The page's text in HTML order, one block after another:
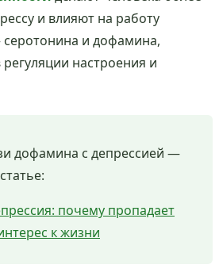
и влияют на работу
и дофамина,
настроения и
дофамина с депрессией —
почему пропадает
к жизни